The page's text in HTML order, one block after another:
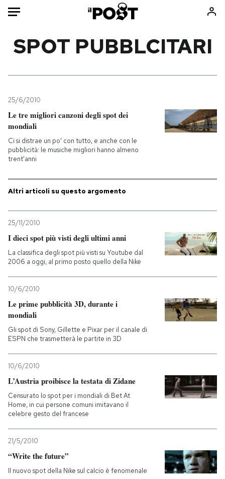
Mondo
Politica
Tecnologia
Internet
Scienza
Economia
Consumismi
Ok Boomer!
NEWSLETTER
I MIEI PREFERITI
CALENDARIO
AREA PERSONALE
SPOT PUBBLCITARI
25/6/2010
Le tre migliori canzoni degli spot dei
mondiali
Ci si distrae un po' con tutto, e anche con le
pubblicità: le musiche migliori hanno almeno
trent'anni
Altri articoli su questo argomento
25/11/2010
I dieci spot più visti degli ultimi anni
La classifica degli spot più visti su Youtube dal
2006 a oggi, al primo posto quello della Nike
10/6/2010
Le prime pubblicità 3D, durante i
mondiali
Gli spot di Sony, Gillette e Pixar per il canale di
ESPN che trasmetterà le partite in 3D
10/6/2010
L’Austria proibisce la testata di Zidane
Censurato lo spot per i mondiali di Bet At
Home, in cui persone comuni imitavano il
celebre gesto del francese
21/5/2010
“Write the future”
Il nuovo spot della Nike sul calcio è fenomenale